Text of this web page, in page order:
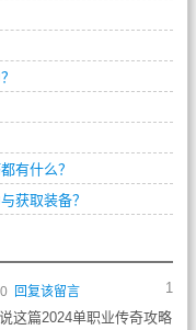
有什么？
获取装备？
1
回复该留言
这篇2024单职业传奇攻略